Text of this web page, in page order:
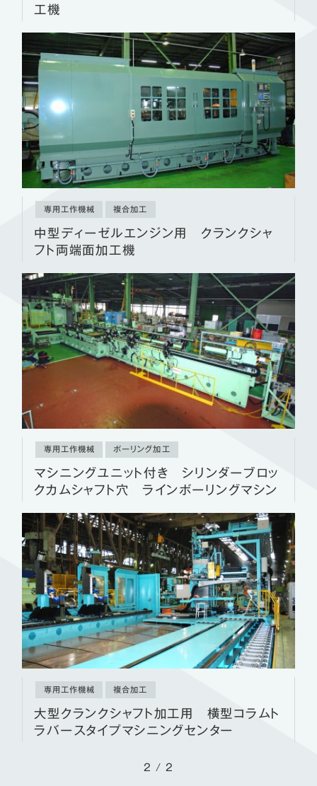
工機
専用工作機械 複合加工
中型ディーゼルエンジン用 クランクシャ
フト両端面加工機
専用工作機械 ボーリング加工
マシニングユニット付き シリンダーブロッ
クカムシャフト穴 ラインボーリングマシン
専用工作機械 複合加工
大型クランクシャフト加工用 横型コラムト
ラバースタイプマシニングセンター
2 / 2